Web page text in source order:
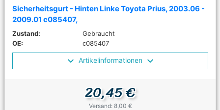
Sicherheitsgurt - Hinten Linke Toyota Prius, 2003.06 -
2009.01 c085407,
Zustand:
Gebraucht
OE:
c085407
Artikelinformationen
20,45 €
Versand: 8,00 €